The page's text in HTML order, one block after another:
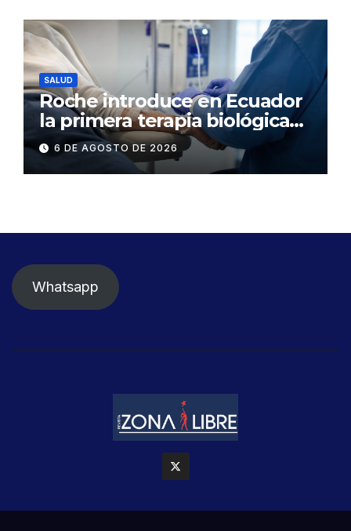
SALUD
Roche introduce en Ecuador
la primera terapia biológica
de precisión capaz de
detener el daño renal por
nefritis lúpica
6 DE AGOSTO DE 2026
Whatsapp